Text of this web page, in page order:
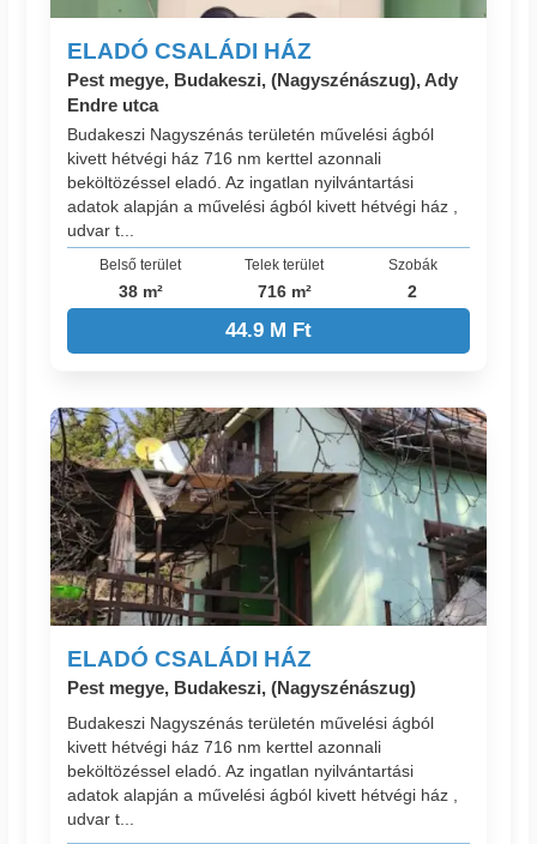
ELADÓ CSALÁDI HÁZ
Pest megye, Budakeszi, (Nagyszénászug), Ady
Endre utca
Budakeszi Nagyszénás területén művelési ágból
kivett hétvégi ház 716 nm kerttel azonnali
beköltözéssel eladó. Az ingatlan nyilvántartási
adatok alapján a művelési ágból kivett hétvégi ház ,
udvar t...
Belső terület
38 m²
Telek terület
716 m²
Szobák
2
44.9 M Ft
ELADÓ CSALÁDI HÁZ
Pest megye, Budakeszi, (Nagyszénászug)
Budakeszi Nagyszénás területén művelési ágból
kivett hétvégi ház 716 nm kerttel azonnali
beköltözéssel eladó. Az ingatlan nyilvántartási
adatok alapján a művelési ágból kivett hétvégi ház ,
udvar t...